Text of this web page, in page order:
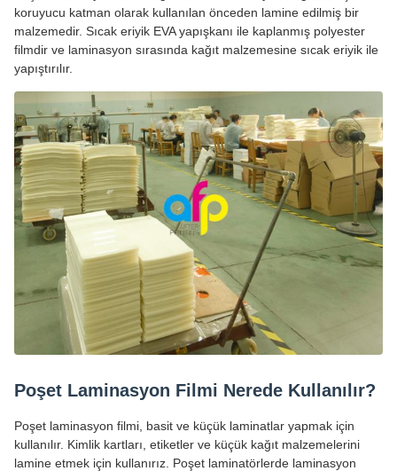
koruyucu katman olarak kullanılan önceden lamine edilmiş bir
malzemedir. Sıcak eriyik EVA yapışkanı ile kaplanmış polyester
filmdir ve laminasyon sırasında kağıt malzemesine sıcak eriyik ile
yapıştırılır.
Poşet Laminasyon Filmi Nerede Kullanılır?
Poşet laminasyon filmi, basit ve küçük laminatlar yapmak için
kullanılır. Kimlik kartları, etiketler ve küçük kağıt malzemelerini
lamine etmek için kullanırız. Poşet laminatörlerde laminasyon